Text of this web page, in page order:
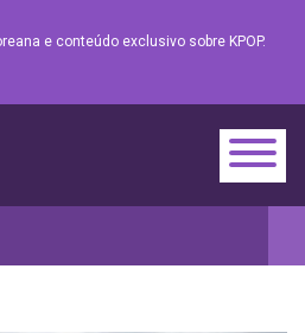
e conteúdo exclusivo sobre KPOP.